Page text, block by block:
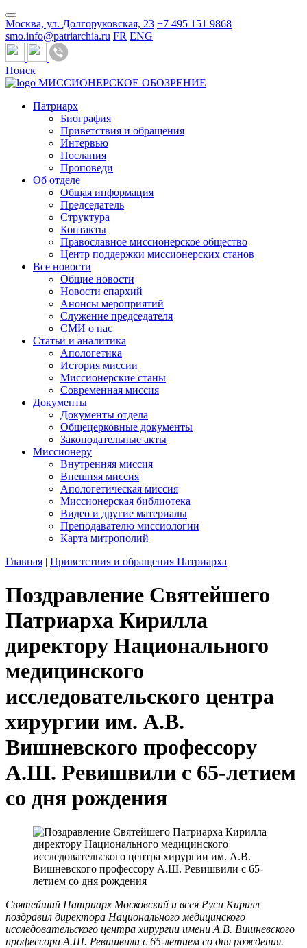
Москва, ул. Долгоруковская, 23 +7 495 151 9868
smo.info@patriarchia.ru FR ENG
Поиск
МИССИОНЕРСКОЕ ОБОЗРЕНИЕ
Патриарх
Биография
Приветствия и обращения
Интервью
Послания
Проповеди
Об отделе
Общая информация
Председатель
Структура
Контакты
Православное миссионерское общество
Центр поддержки миссионерских станов
Все новости
Общие новости
Новости епархий
Анонсы мероприятий
Служение председателя
СМИ о нас
Статьи и аналитика
Апологетика
История миссии
Миссионерские станы
Современная миссия
Документы
Документы отдела
Общецерковные документы
Законодательные акты
Миссионеру
Внутренняя миссия
Внешняя миссия
Апологетическая миссия
Миссионерская библиотека
Видео и другие материалы
Преподавателю миссиологии
Карта митрополий
Главная | Приветствия и обращения Патриарха
Поздравление Святейшего
Патриарха Кирилла
директору Национального
медицинского
исследовательского центра
хирургии им. А.В.
Вишневского профессору
А.Ш. Ревишвили с 65-летием
со дня рождения
Святейший Патриарх Московский и всея Руси Кирилл
поздравил директора Национального медицинского
исследовательского центра хирургии имени А.В. Вишневского
профессора А.Ш. Ревишвили с 65-летием со дня рождения.